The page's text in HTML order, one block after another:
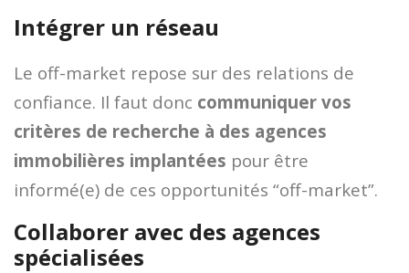
Intégrer un réseau
Le off-market repose sur des relations de
confiance. Il faut donc communiquer vos
critères de recherche à des agences
immobilières implantées pour être
informé(e) de ces opportunités “off-market”.
Collaborer avec des agences
spécialisées